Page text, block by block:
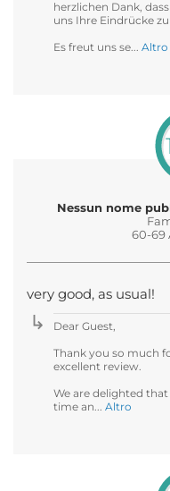
herzlichen Dank,
uns Ihre Eindrücke
Es freut uns se... Altro
Nessun nome
60-69
very good, as usual!
Dear Guest,
Thank you so much
excellent review.
We are delighted
time an... Altro